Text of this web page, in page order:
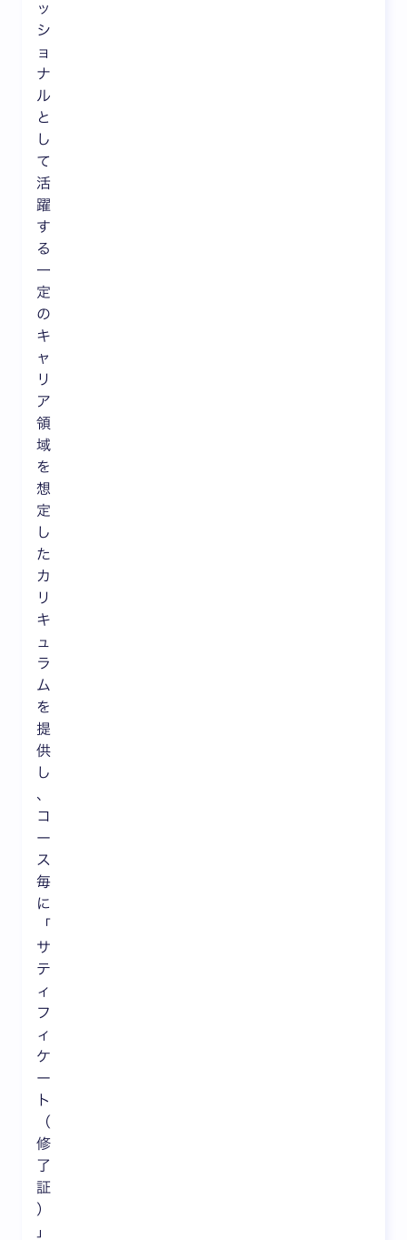
ッ
シ
ョ
ナ
ル
と
し
て
活
躍
す
る
一
定
の
キ
ャ
リ
ア
領
域
を
想
定
し
た
カ
リ
キ
ュ
ラ
ム
を
提
供
し
、
コ
ー
ス
毎
に
「
サ
テ
ィ
フ
ィ
ケ
ー
ト
（
修
了
証
）
」